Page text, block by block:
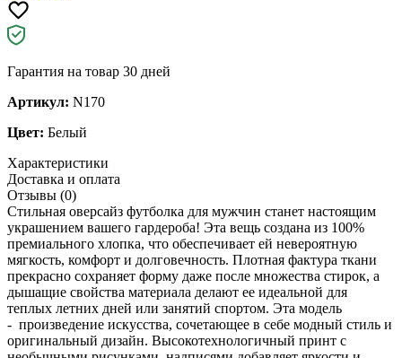
Гарантия на товар 30 дней
Артикул: N170
Цвет: Белый
Характеристики
Доставка и оплата
Отзывы (0)
Стильная оверсайз футболка для мужчин станет настоящим
украшением вашего гардероба! Эта вещь создана из 100%
премиального хлопка, что обеспечивает ей невероятную
мягкость, комфорт и долговечность. Плотная фактура ткани
прекрасно сохраняет форму даже после множества стирок, а
дышащие свойства материала делают ее идеальной для
теплых летних дней или занятий спортом. Эта модель
- произведение искусства, сочетающее в себе модный стиль и
оригинальный дизайн. Высокотехнологичный принт с